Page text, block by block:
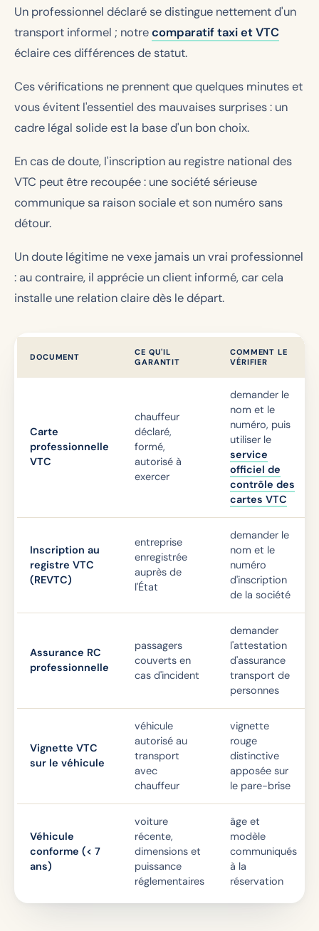
Un professionnel déclaré se distingue nettement d'un
transport informel ; notrecomparatif taxi et VTC
éclaire ces différences de statut.
Ces vérifications ne prennent que quelques minutes et
vous évitent l'essentiel des mauvaises surprises : un
cadre légal solide est la base d'un bon choix.
En cas de doute, l'inscription au registre national des
VTC peut être recoupée : une société sérieuse
communique sa raison sociale et son numéro sans
détour.
Un doute légitime ne vexe jamais un vrai professionnel
: au contraire, il apprécie un client informé, car cela
installe une relation claire dès le départ.
DOCUMENT
CE QU'IL
GARANTIT
COMMENT LE
VÉRIFIER
Carte
professionnelle
VTC
chauffeur
déclaré,
formé,
autorisé à
exercer
demander le
nom et le
numéro, puis
utiliser le
service
officiel de
contrôle des
cartes VTC
Inscription au
registre VTC
(REVTC)
entreprise
enregistrée
auprès de
l'État
demander le
nom et le
numéro
d'inscription
de la société
Assurance RC
professionnelle
passagers
couverts en
cas d'incident
demander
l'attestation
d'assurance
transport de
personnes
Vignette VTC
sur le véhicule
véhicule
autorisé au
transport
avec
chauffeur
vignette
rouge
distinctive
apposée sur
le pare-brise
Véhicule
conforme (< 7
ans)
voiture
récente,
dimensions et
puissance
réglementaires
âge et
modèle
communiqués
à la
réservation